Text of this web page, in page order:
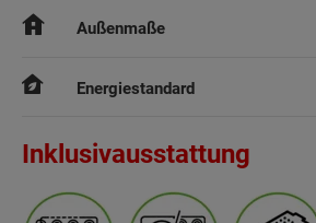
Außenmaße
Energiestandard
Inklusivausstattung